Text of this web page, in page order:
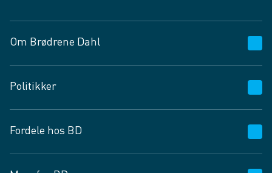
Om Brødrene Dahl
Vagttelefon 30 10 89 89
Spørgsmål og svar
Job og karriere
Fødevarekontrolrapport
Politikker
Privatlivspolitik
Cookies
Fordele hos BD